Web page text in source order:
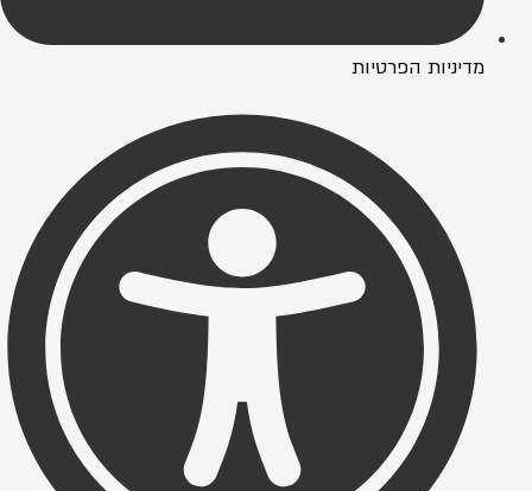
מדיניות הפרטיות